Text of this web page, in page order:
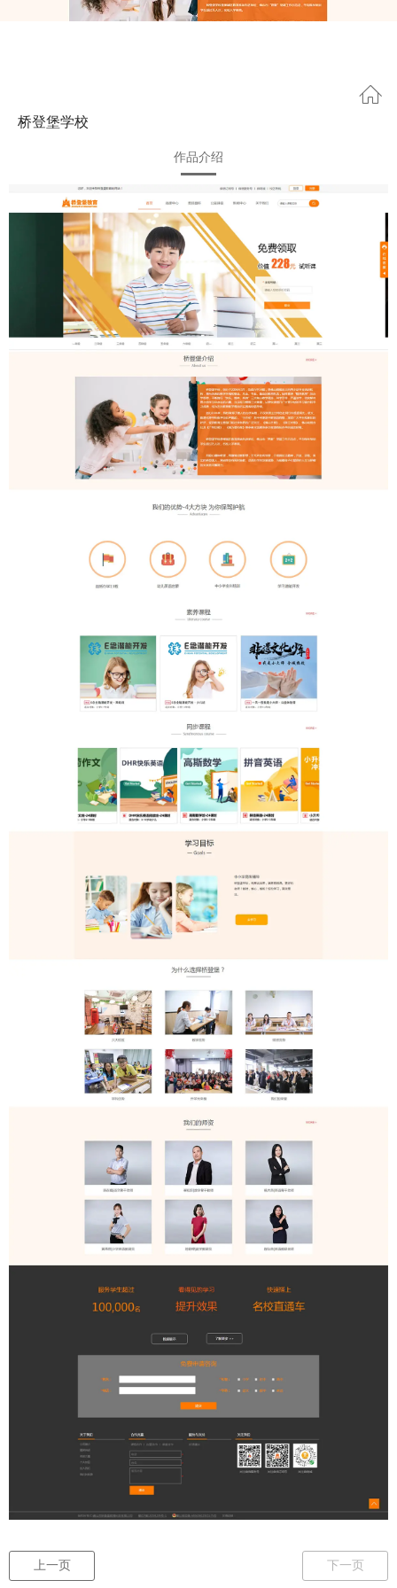
桥登堡学校
作品介绍
上一页 下一页